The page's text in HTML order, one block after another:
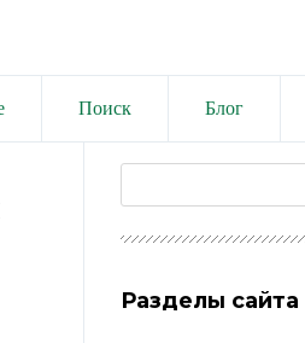
Поиск Блог
Разделы сайта